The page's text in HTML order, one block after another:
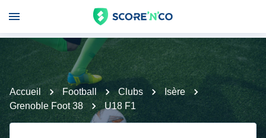
Accueil Football Clubs
Isère
Grenoble Foot 38
U18 F1